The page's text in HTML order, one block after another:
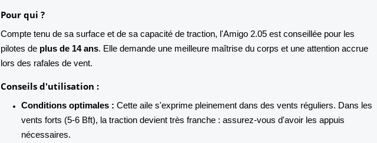
Pour qui ?
Compte tenu de sa surface et de sa capacité de traction, l'Amigo 2.05 est conseillée pour les
pilotes de plus de 14 ans. Elle demande une meilleure maîtrise du corps et une attention accrue
lors des rafales de vent.
Conseils d'utilisation :
Conditions optimales : Cette aile s'exprime pleinement dans des vents réguliers. Dans les
vents forts (5-6 Bft), la traction devient très franche : assurez-vous d'avoir les appuis
nécessaires.